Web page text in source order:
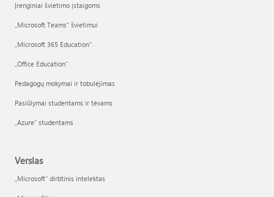
Įrenginiai švietimo įstaigoms
„Microsoft Teams“ švietimui
„Microsoft 365 Education“
„Office Education“
Pedagogų mokymai ir tobulėjimas
Pasiūlymai studentams ir tėvams
„Azure“ studentams
Verslas
„Microsoft“ dirbtinis intelektas